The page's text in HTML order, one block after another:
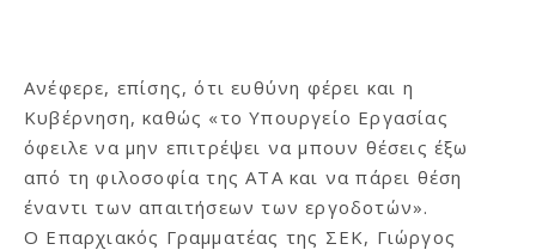
Ανέφερε, επίσης, ότι ευθύνη φέρει και η
Κυβέρνηση, καθώς «το Υπουργείο Εργασίας
όφειλε να μην επιτρέψει να μπουν θέσεις έξω
από τη φιλοσοφία της ΑΤΑ και να πάρει θέση
έναντι των απαιτήσεων των εργοδοτών».
Ο Επαρχιακός Γραμματέας της ΣΕΚ, Γιώργος